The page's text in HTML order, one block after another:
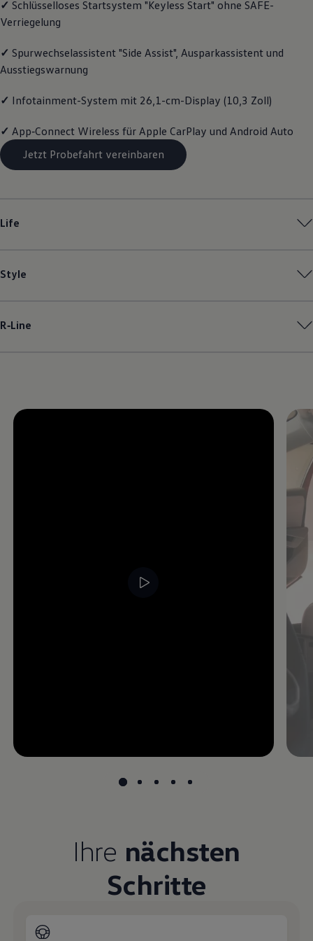
Motorenöl und Flüssigkeiten
Economy Service
Volkswagen Teile
Zubehör
Schutz und Pflege
Entertainment und Elektronik
Individualisieren
Wallbox und Ladekabel
Digitale Extras
Dienste für Ihr Modell finden
✓ Schlüsselloses Startsystem "Keyless Start" ohne SAFE-
Verriegelung
✓ Spurwechselassistent "Side Assist", Ausparkassistent und
Ausstiegswarnung
✓ Infotainment-System mit 26,1-cm-Display (10,3 Zoll)
✓ App‑Connect Wireless für Apple CarPlay und Android Auto
Jetzt Probefahrt vereinbaren
Life
Style
R‑Line
Ihre nächsten
Schritte